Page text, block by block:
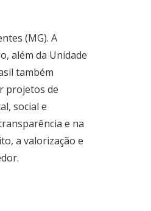
(MG). A
além da Unidade
também
projetos de
social e
e na
a valorização e